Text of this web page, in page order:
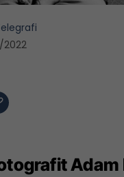
Adam
2022